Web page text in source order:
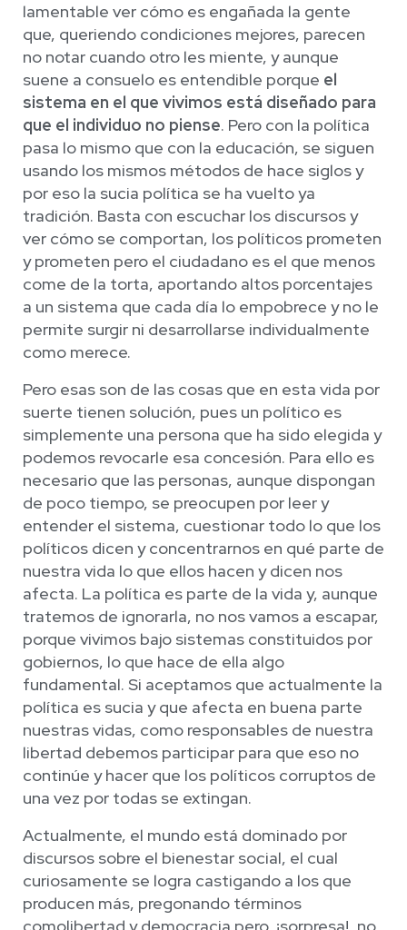
lamentable ver cómo es engañada la gente
que, queriendo condiciones mejores, parecen
no notar cuando otro les miente, y aunque
suene a consuelo es entendible porque el
sistema en el que vivimos está diseñado para
que el individuo no piense. Pero con la política
pasa lo mismo que con la educación, se siguen
usando los mismos métodos de hace siglos y
por eso la sucia política se ha vuelto ya
tradición. Basta con escuchar los discursos y
ver cómo se comportan, los políticos prometen
y prometen pero el ciudadano es el que menos
come de la torta, aportando altos porcentajes
a un sistema que cada día lo empobrece y no le
permite surgir ni desarrollarse individualmente
como merece.
Pero esas son de las cosas que en esta vida por
suerte tienen solución, pues un político es
simplemente una persona que ha sido elegida y
podemos revocarle esa concesión. Para ello es
necesario que las personas, aunque dispongan
de poco tiempo, se preocupen por leer y
entender el sistema, cuestionar todo lo que los
políticos dicen y concentrarnos en qué parte de
nuestra vida lo que ellos hacen y dicen nos
afecta. La política es parte de la vida y, aunque
tratemos de ignorarla, no nos vamos a escapar,
porque vivimos bajo sistemas constituidos por
gobiernos, lo que hace de ella algo
fundamental. Si aceptamos que actualmente la
política es sucia y que afecta en buena parte
nuestras vidas, como responsables de nuestra
libertad debemos participar para que eso no
continúe y hacer que los políticos corruptos de
una vez por todas se extingan.
Actualmente, el mundo está dominado por
discursos sobre el bienestar social, el cual
curiosamente se logra castigando a los que
producen más, pregonando términos